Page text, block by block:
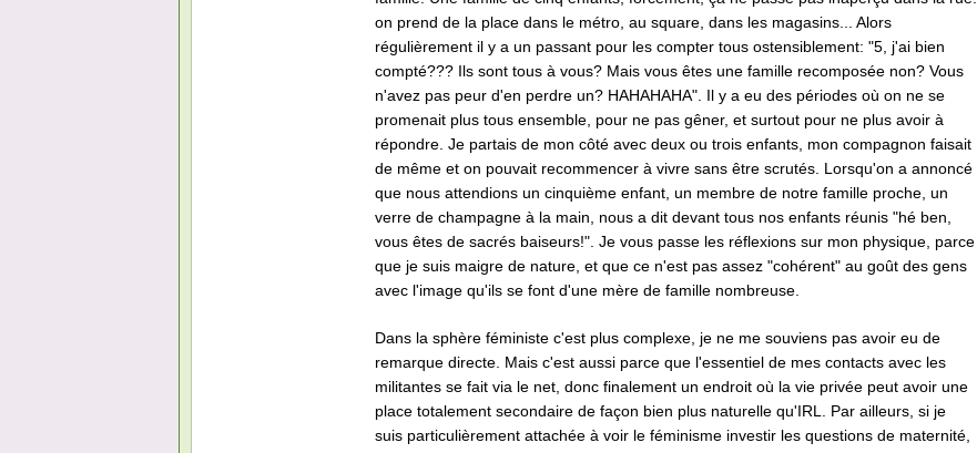
on prend de la place dans le métro, au square, dans les magasins... Alors
régulièrement il y a un passant pour les compter tous ostensiblement: "5, j'ai bien
compté??? Ils sont tous à vous? Mais vous êtes une famille recomposée non? Vous
n'avez pas peur d'en perdre un? HAHAHAHA". Il y a eu des périodes où on ne se
promenait plus tous ensemble, pour ne pas gêner, et surtout pour ne plus avoir à
répondre. Je partais de mon côté avec deux ou trois enfants, mon compagnon faisait
de même et on pouvait recommencer à vivre sans être scrutés. Lorsqu'on a annoncé
que nous attendions un cinquième enfant, un membre de notre famille proche, un
verre de champagne à la main, nous a dit devant tous nos enfants réunis "hé ben,
vous êtes de sacrés baiseurs!". Je vous passe les réflexions sur mon physique, parce
que je suis maigre de nature, et que ce n'est pas assez "cohérent" au goût des gens
avec l'image qu'ils se font d'une mère de famille nombreuse.
Dans la sphère féministe c'est plus complexe, je ne me souviens pas avoir eu de
remarque directe. Mais c'est aussi parce que l'essentiel de mes contacts avec les
militantes se fait via le net, donc finalement un endroit où la vie privée peut avoir une
place totalement secondaire de façon bien plus naturelle qu'IRL. Par ailleurs, si je
suis particulièrement attachée à voir le féminisme investir les questions de maternité,